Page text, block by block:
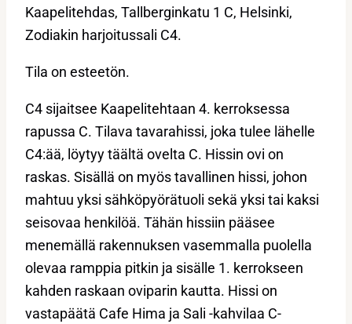
Kaapelitehdas, Tallberginkatu 1 C, Helsinki,
Zodiakin harjoitussali C4.
Tila on esteetön.
C4 sijaitsee Kaapelitehtaan 4. kerroksessa
rapussa C. Tilava tavarahissi, joka tulee lähelle
C4:ää, löytyy täältä ovelta C. Hissin ovi on
raskas. Sisällä on myös tavallinen hissi, johon
mahtuu yksi sähköpyörätuoli sekä yksi tai kaksi
seisovaa henkilöä. Tähän hissiin pääsee
menemällä rakennuksen vasemmalla puolella
olevaa ramppia pitkin ja sisälle 1. kerrokseen
kahden raskaan oviparin kautta. Hissi on
vastapäätä Cafe Hima ja Sali -kahvilaa C-